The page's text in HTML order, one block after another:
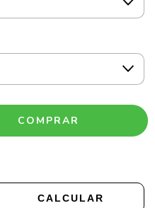
CALCULAR